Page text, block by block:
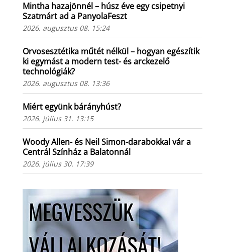
Mintha hazajönnél – húsz éve egy csipetnyi
Szatmárt ad a PanyolaFeszt
2026. augusztus 08. 15:24
Orvosesztétika műtét nélkül – hogyan egészítik
ki egymást a modern test- és arckezelő
technológiák?
2026. augusztus 08. 13:36
Miért együnk bárányhúst?
2026. július 31. 13:15
Woody Allen- és Neil Simon-darabokkal vár a
Centrál Színház a Balatonnál
2026. július 30. 17:39